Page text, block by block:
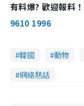
有料爆? 歡迎報料
9610 1996
韓國 動物
網絡熱話